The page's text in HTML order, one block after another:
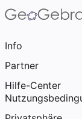
Info
Partner
Hilfe-Center